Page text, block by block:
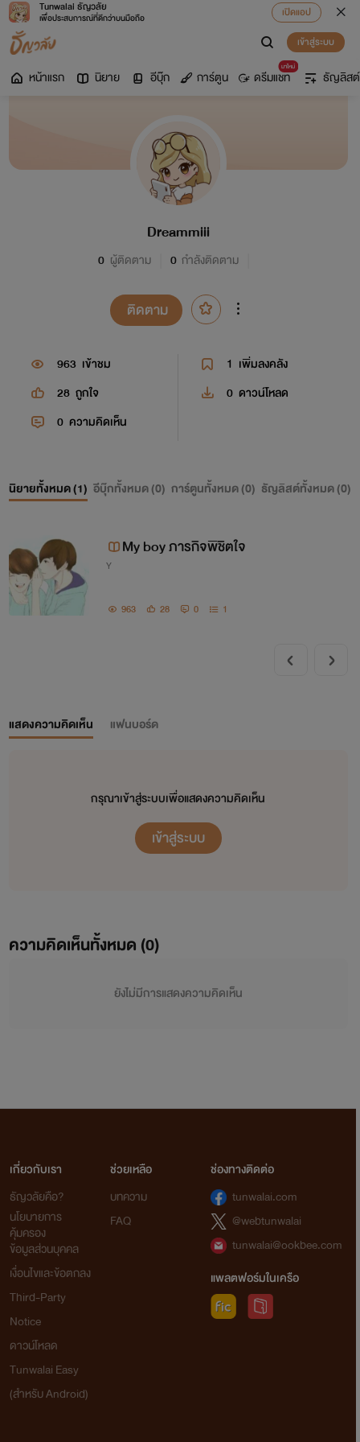
Tunwalai ธัญวลัย
เพื่อประสบการณ์ที่ดีกว่าบนมือถือ
เปิดแอป
เข้าสู่ระบบ
หน้าแรก นิยาย อีบุ๊ก การ์ตูน
มาใหม่
ดรีมแชท ธัญลิสต์
Dreammiii
0 ผู้ติดตาม 0 กำลังติดตาม
ติดตาม
963 เข้าชม 1 เพิ่มลงคลัง
28 ถูกใจ 0 ดาวน์โหลด
0 ความคิดเห็น
นิยายทั้งหมด (1) อีบุ๊กทั้งหมด (0) การ์ตูนทั้งหมด (0) ธัญลิสต์ทั้งหมด (0)
My boy ภารกิจพิชิตใจ
Y
963 28 0 1
แสดงความคิดเห็น แฟนบอร์ด
กรุณาเข้าสู่ระบบเพื่อแสดงความคิดเห็น
เข้าสู่ระบบ
ความคิดเห็นทั้งหมด (0)
ยังไม่มีการแสดงความคิดเห็น
เกี่ยวกับเรา
ธัญวลัยคือ?
นโยบายการ
คุ้มครอง
ข้อมูลส่วนบุคคล
เงื่อนไขและข้อตกลง
Third-Party
Notice
ดาวน์โหลด
Tunwalai Easy
(สำหรับ Android)
ช่วยเหลือ
บทความ
FAQ
ช่องทางติดต่อ
tunwalai.com
@webtunwalai
tunwalai@ookbee.com
แพลตฟอร์มในเครือ